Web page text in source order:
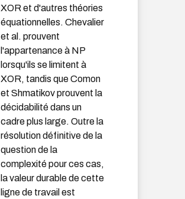
XOR et d'autres théories
équationnelles. Chevalier
et al. prouvent
l'appartenance à NP
lorsqu'ils se limitent à
XOR, tandis que Comon
et Shmatikov prouvent la
décidabilité dans un
cadre plus large. Outre la
résolution définitive de la
question de la
complexité pour ces cas,
la valeur durable de cette
ligne de travail est